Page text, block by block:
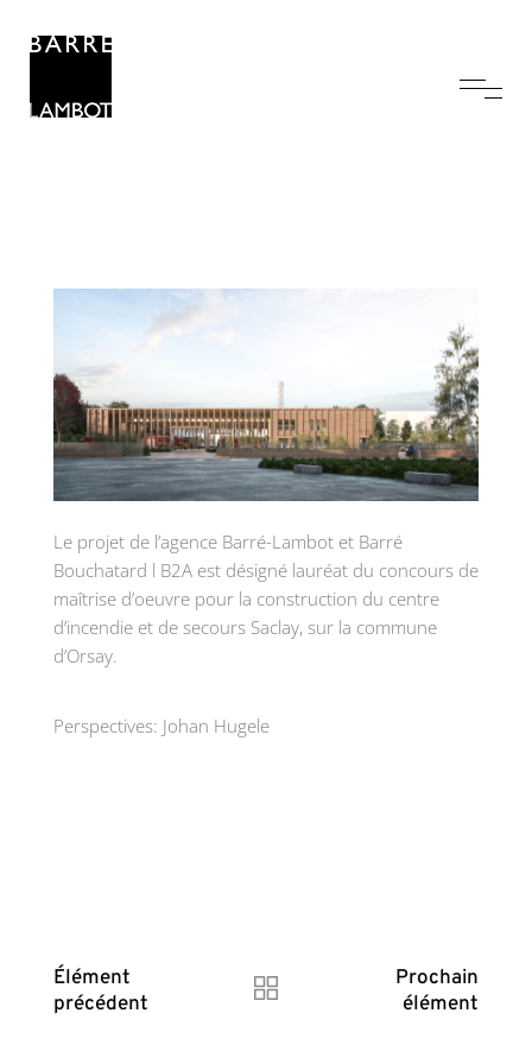
Le projet de l’agence Barré-Lambot et Barré
Bouchatard l B2A est désigné lauréat du concours de
maîtrise d’oeuvre pour la construction du centre
d’incendie et de secours Saclay, sur la commune
d’Orsay.
Perspectives: Johan Hugele
Élément
précédent
Prochain
élément